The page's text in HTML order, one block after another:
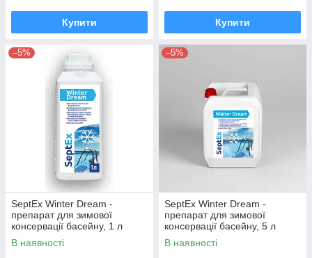
Купити Купити
–5%
SeptEx Winter Dream -
препарат для зимової
консервації басейну, 1 л
В наявності
–5%
SeptEx Winter Dream -
препарат для зимової
консервації басейну, 5 л
В наявності